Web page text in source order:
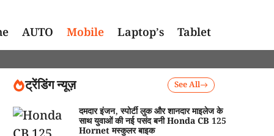
AUTO Mobile Laptop’s Tablet
ट्रेंडिंग न्यूज़ See All
दमदार इंजन, स्पोर्टी लुक और शानदार माइलेज के
साथ युवाओं की नई पसंद बनी Honda CB 125
Hornet मस्कुलर बाइक